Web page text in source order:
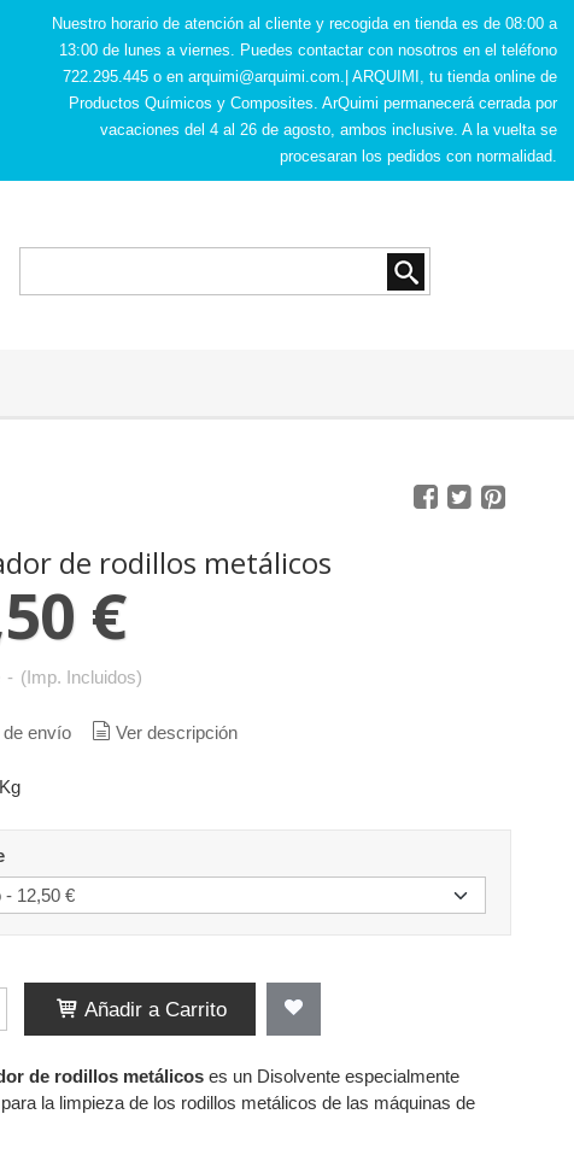
Nuestro horario de atención al cliente y recogida en tienda es de 08:00 a
13:00 de lunes a viernes. Puedes contactar con nosotros en el teléfono
722.295.445 o en arquimi@arquimi.com.| ARQUIMI, tu tienda online de
Productos Químicos y Composites. ArQuimi permanecerá cerrada por
vacaciones del 4 al 26 de agosto, ambos inclusive. A la vuelta se
procesaran los pedidos con normalidad.
de rodillos metálicos
€
- (Imp. Incluidos)
envío Ver descripción
Añadir a Carrito
de rodillos metálicoses un Disolvente especialmente
la limpieza de los rodillos metálicos de las máquinas de